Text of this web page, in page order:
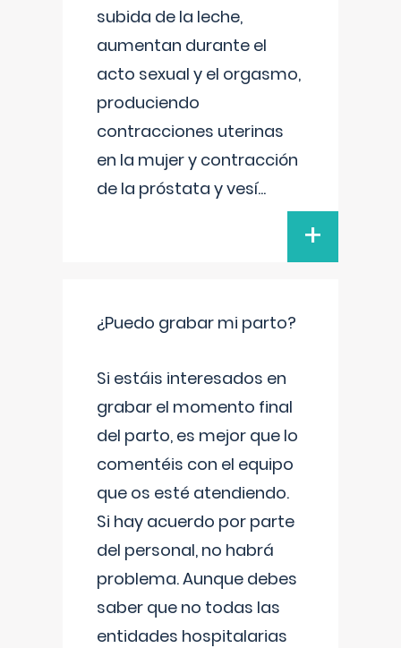
subida de la leche,
aumentan durante el
acto sexual y el orgasmo,
produciendo
contracciones uterinas
en la mujer y contracción
de la próstata y vesí...
+
¿Puedo grabar mi parto?
Si estáis interesados en
grabar el momento final
del parto, es mejor que lo
comentéis con el equipo
que os esté atendiendo.
Si hay acuerdo por parte
del personal, no habrá
problema. Aunque debes
saber que no todas las
entidades hospitalarias